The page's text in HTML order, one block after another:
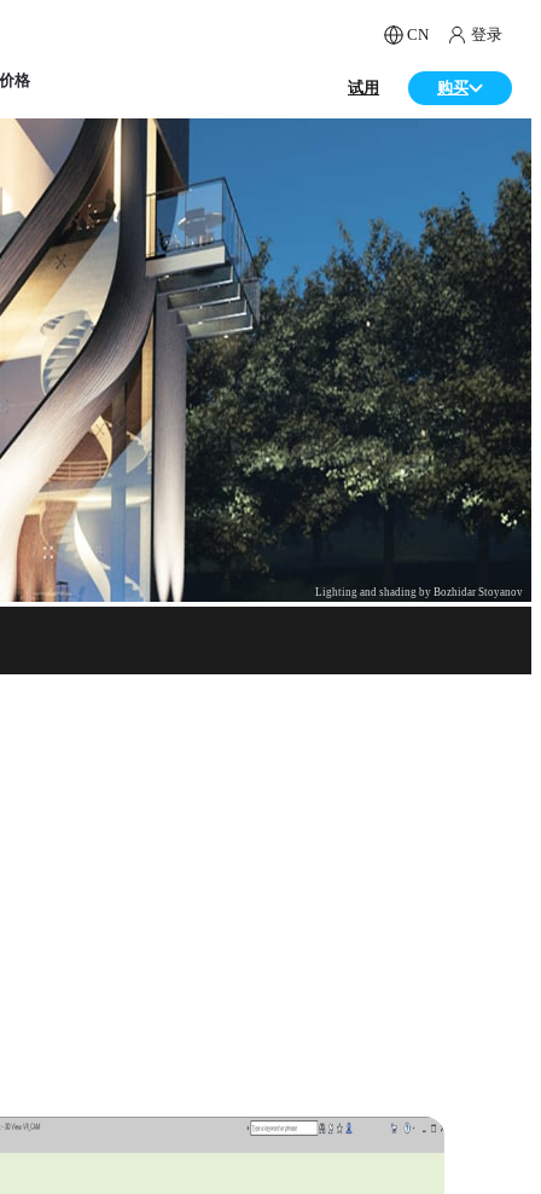
CN 登录
价格 试用 购买
Lighting and shading by Bozhidar Stoyanov